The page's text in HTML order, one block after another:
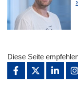
Diese Seite